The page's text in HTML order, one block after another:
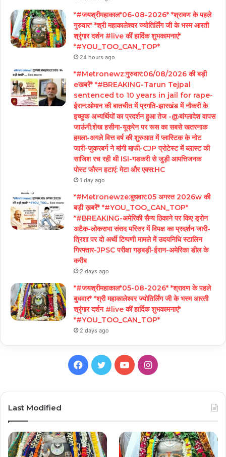
*#जयश्रीमहाकाल*06-08-2026* *श्रावण के पहले
गुरुवार* *श्री महाकालेश्वर ज्योतिर्लिंग जी के भस्म आरती
श्रृंगार दर्शन #live कीं हार्दिक शुभकामनाएं*
*#YOU_TOO_CAN_TOP*
24 hours ago
*#Metronewz:गुरुवार:06/08/2026 की बड़ी
eखबरें* *#BREAKING-Tarun Tejpal
sentenced to 10 years in jail for rape-
ईरान:ओमान की बातचीत में प्रगति-झारखंड में नौकरी के
इच्छुक अभ्यर्थियों का प्रदर्शन हुआ तेज -@बांग्लादेश वापस
जाऊंगी:शेख हसीना-यूक्रेन पर रूस का सबसे खतरनाक
हमला-अगले वित्त वर्ष की शुरुआत में प्लास्टिक के नोट
जारी-जुकरबर्ग ने मांगी माफी-CJP प्रोटेस्ट में ब्लास्ट की
साजिश रच रही थी ISI-गडकरी से जुड़ी आपत्तिजनक
पोस्ट फौरन हटाएं: मेटा और एक्स:HC
1 day ago
*#Metronewze:बुधवार:05 अगस्त 2026w की
बड़ी ख़बरें* *#YOU_TOO_CAN_TOP*
*#BREAKING-अमेरिकी सैन्य ठिकाने पर किए ड्रोन
अटैक-लोकसभा संसद परिसर में विपक्ष का प्रदर्शन जारी-
त्रिशा पर दो अर्थी टिप्पणी मामले में उदयनिधि स्टालिन
गिरफ्तार-JPSC परीक्षा गड़बड़ी-ईरान-अमेरिका डील के
करीब
2 days ago
*#जयश्रीमहाकाल*05-08-2026* *श्रावण के पहले
बुधवार* *श्री महाकालेश्वर ज्योतिर्लिंग जी के भस्म आरती
श्रृंगार दर्शन #live कीं हार्दिक शुभकामनाएं*
*#YOU_TOO_CAN_TOP*
2 days ago
Facebook
TwitterYouTubeInstagram
Last Modified